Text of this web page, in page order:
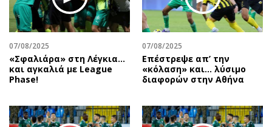
Κόσμος
Παράξενα
Πολιτισμός
Σινεμά
Θέατρο-Χορός
Εικαστικά
Έξοδος
Media
Εκπομπές
Wine routes
Podcasts
Προσφορές
07/08/2025
«Σφαλιάρα» στη Λέγκια…
και αγκαλιά με League
Phase!
07/08/2025
Επέστρεψε απ’ την
«κόλαση» και… λύσιμο
διαφορών στην Αθήνα